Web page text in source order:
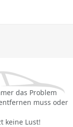
das Problem
muss oder
keine Lust!